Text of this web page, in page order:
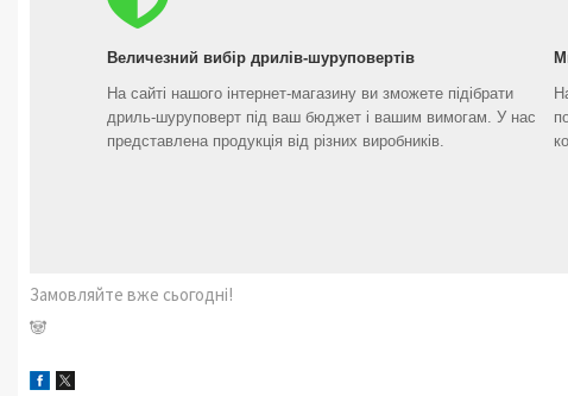
Величезний вибір дрилів-шуруповертів
На сайті нашого інтернет-магазину ви зможете підібрати
дриль-шуруповерт під ваш бюджет і вашим вимогам. У нас
представлена продукція від різних виробників.
Замовляйте вже сьогодні!
🐼